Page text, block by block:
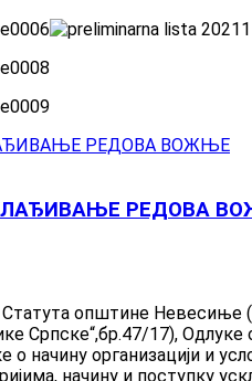
РЕДОВА
Статута општине Невесиње
Српске“,бр.47/17),
о начину организацији и
начину и поступку